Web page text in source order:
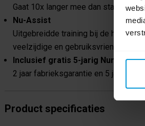
Gaat 10x langer mee dan
Nu-Assist
Uitgebreidde training bij de hand.
veelzijdige en gebruiksvriendelijke
Inclusief gratis 5-jarig Numatic
2 jaar fabrieksgarantie en 5 jaar vrij
Product specificaties